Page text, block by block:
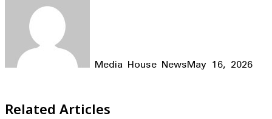
Media House NewsMay 16, 2026
Related Articles